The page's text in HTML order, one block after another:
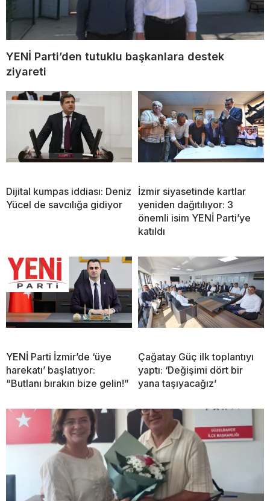
YENİ Parti’den tutuklu başkanlara destek
ziyareti
Dijital kumpas iddiası: Deniz
Yücel de savcılığa gidiyor
İzmir siyasetinde kartlar
yeniden dağıtılıyor: 3
önemli isim YENİ Parti’ye
katıldı
YENİ Parti İzmir’de ‘üye
harekatı’ başlatıyor:
“Butlanı bırakın bize gelin!”
Çağatay Güç ilk toplantıyı
yaptı: ‘Değişimi dört bir
yana taşıyacağız’